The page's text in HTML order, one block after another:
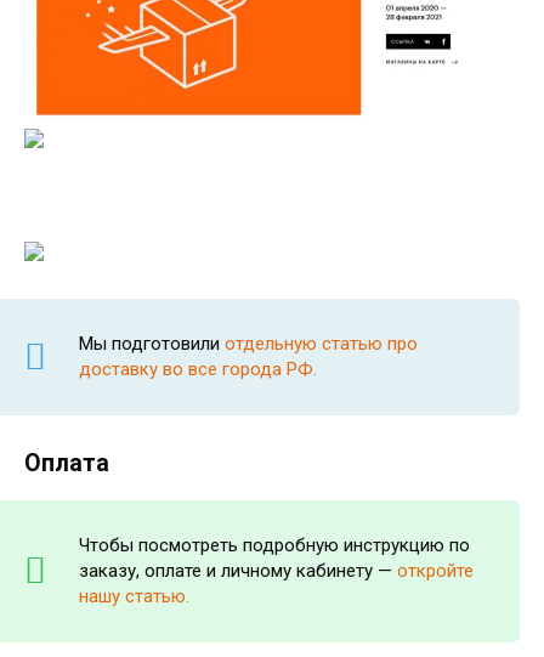
Мы подготовили отдельную статью про
доставку во все города РФ.
Оплата
Чтобы посмотреть подробную инструкцию по
заказу, оплате и личному кабинету — откройте
нашу статью.